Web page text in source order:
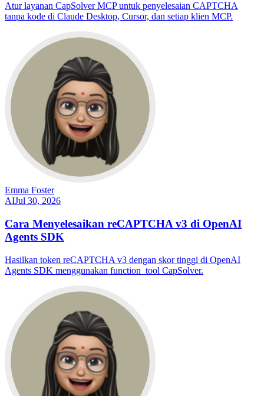
Atur layanan CapSolver MCP untuk penyelesaian CAPTCHA
tanpa kode di Claude Desktop, Cursor, dan setiap klien MCP.
Emma Foster
AIJul 30, 2026
Cara Menyelesaikan reCAPTCHA v3 di OpenAI
Agents SDK
Hasilkan token reCAPTCHA v3 dengan skor tinggi di OpenAI
Agents SDK menggunakan function_tool CapSolver.